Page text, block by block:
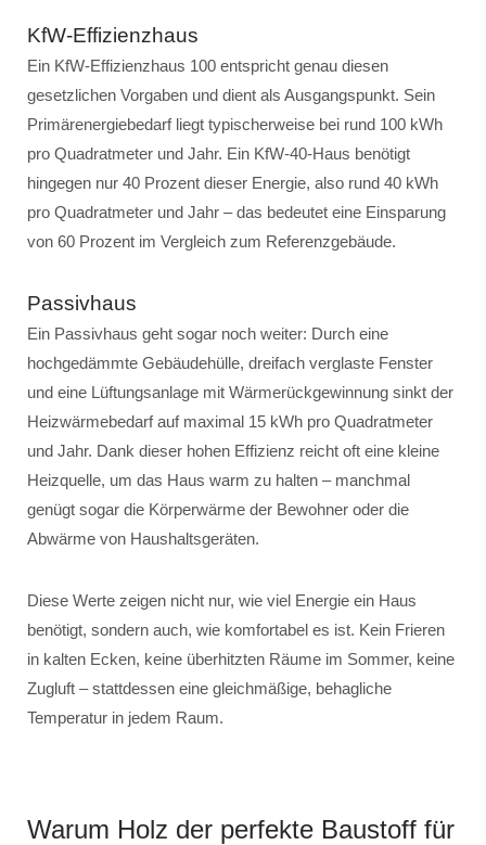
KfW-Effizienzhaus
Ein KfW-Effizienzhaus 100 entspricht genau diesen
gesetzlichen Vorgaben und dient als Ausgangspunkt. Sein
Primärenergiebedarf liegt typischerweise bei rund 100 kWh
pro Quadratmeter und Jahr. Ein KfW-40-Haus benötigt
hingegen nur 40 Prozent dieser Energie, also rund 40 kWh
pro Quadratmeter und Jahr – das bedeutet eine Einsparung
von 60 Prozent im Vergleich zum Referenzgebäude.
Passivhaus
Ein Passivhaus geht sogar noch weiter: Durch eine
hochgedämmte Gebäudehülle, dreifach verglaste Fenster
und eine Lüftungsanlage mit Wärmerückgewinnung sinkt der
Heizwärmebedarf auf maximal 15 kWh pro Quadratmeter
und Jahr. Dank dieser hohen Effizienz reicht oft eine kleine
Heizquelle, um das Haus warm zu halten – manchmal
genügt sogar die Körperwärme der Bewohner oder die
Abwärme von Haushaltsgeräten.
Diese Werte zeigen nicht nur, wie viel Energie ein Haus
benötigt, sondern auch, wie komfortabel es ist. Kein Frieren
in kalten Ecken, keine überhitzten Räume im Sommer, keine
Zugluft – stattdessen eine gleichmäßige, behagliche
Temperatur in jedem Raum.
Warum Holz der perfekte Baustoff für